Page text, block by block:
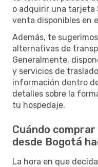
o adquirir una tarjeta
venta disponibles en
Además, te
alternativas de
Generalmente,
y servicios de
información dentro
detalles sobre la
tu hospedaje.
Cuándo
desde Bogotá
La hora en que